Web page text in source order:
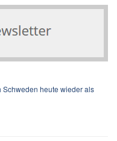
Schweden heute wieder als